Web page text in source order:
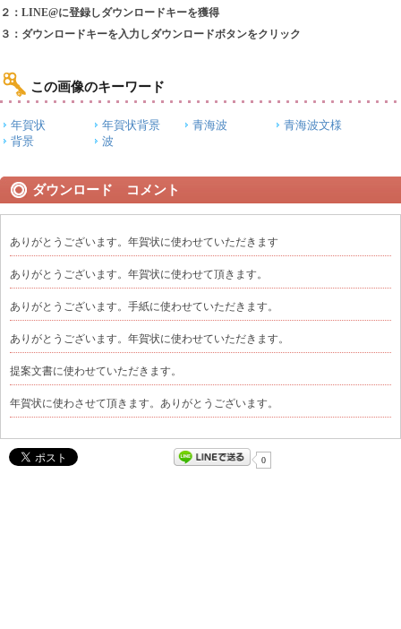
２：LINE@に登録しダウンロードキーを獲得
３：ダウンロードキーを入力しダウンロードボタンをクリック
この画像のキーワード
年賀状 年賀状背景 青海波
青海波文様
背景
波
ダウンロード コメント
ありがとうございます。年賀状に使わせていただきます
ありがとうございます。年賀状に使わせて頂きます。
ありがとうございます。手紙に使わせていただきます。
ありがとうございます。年賀状に使わせていただきます。
提案文書に使わせていただきます。
年賀状に使わさせて頂きます。ありがとうございます。
0